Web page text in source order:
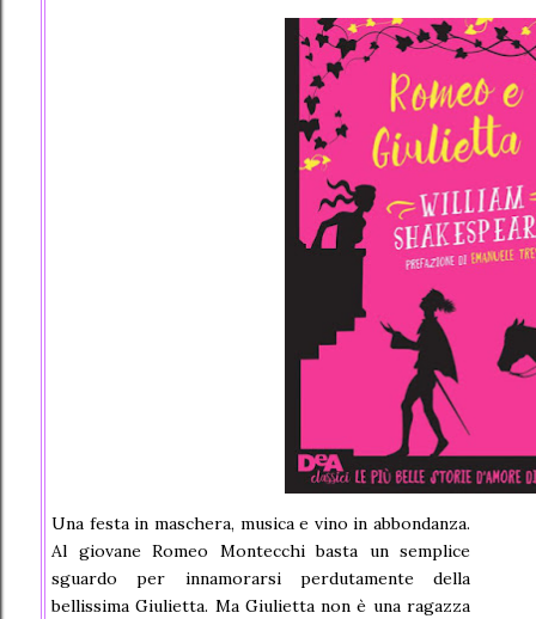
Una festa in maschera, musica e vino in abbondanza.
Al giovane Romeo Montecchi basta un semplice
sguardo per innamorarsi perdutamente della
bellissima Giulietta. Ma Giulietta non è una ragazza